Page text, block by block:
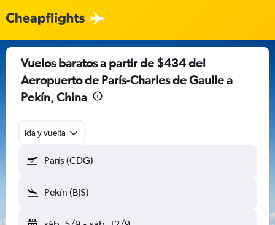
Vuelos baratos a partir de $434 del
Aeropuerto de París-Charles de Gaulle a
Pekín, China
Ida y vuelta
París (CDG)
Pekín (BJS)